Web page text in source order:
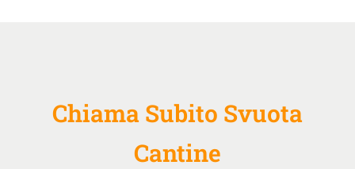
Chiama Subito Svuota
Cantine